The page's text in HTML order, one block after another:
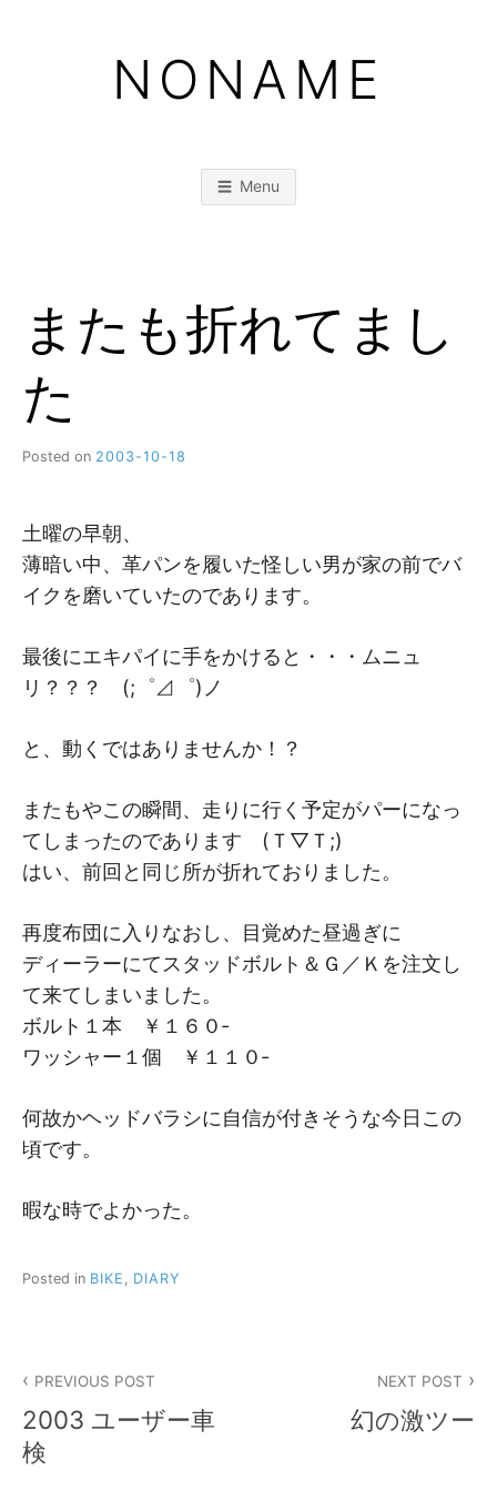
NONAME
Menu
またも折れてまし
た
Posted on 2003-10-18
土曜の早朝、
薄暗い中、革パンを履いた怪しい男が家の前でバ
イクを磨いていたのであります。
最後にエキパイに手をかけると・・・ムニュ
リ？？？ (;゜⊿゜)ノ
と、動くではありませんか！？
またもやこの瞬間、走りに行く予定がパーになっ
てしまったのであります (Ｔ▽Ｔ;)
はい、前回と同じ所が折れておりました。
再度布団に入りなおし、目覚めた昼過ぎに
ディーラーにてスタッドボルト＆Ｇ／Ｋを注文し
て来てしまいました。
ボルト１本 ￥１６０‐
ワッシャー１個 ￥１１０‐
何故かヘッドバラシに自信が付きそうな今日この
頃です。
暇な時でよかった。
Posted in BIKE DIARY
稿
ナ
PREVIOUS POST
2003 ユーザー車
検
NEXT POST
幻の激ツー